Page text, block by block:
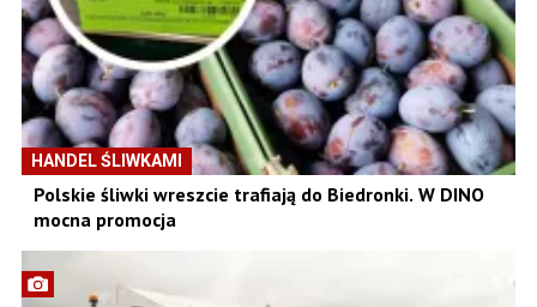
HANDEL ŚLIWKAMI
Polskie śliwki wreszcie trafiają do Biedronki. W DINO
mocna promocja